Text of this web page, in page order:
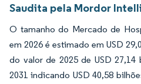
Saudita pela Mordor
O tamanho do Mercado de
em 2026 é estimado em USD
do valor de 2025 de USD
2031 indicando USD 40,58